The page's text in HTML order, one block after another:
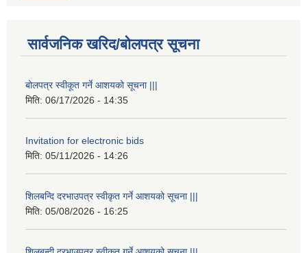
सार्वजनिक खरिद/बोलपत्र सूचना
बोलपत्र स्वीकूत गर्ने आशयको सूचना |||
मिति: 06/17/2026 - 14:35
Invitation for electronic bids
मिति: 05/11/2026 - 14:26
शिलबन्दि दरभाउपत्र स्वीकृत गर्ने आशयको सूचना |||
मिति: 05/08/2026 - 16:25